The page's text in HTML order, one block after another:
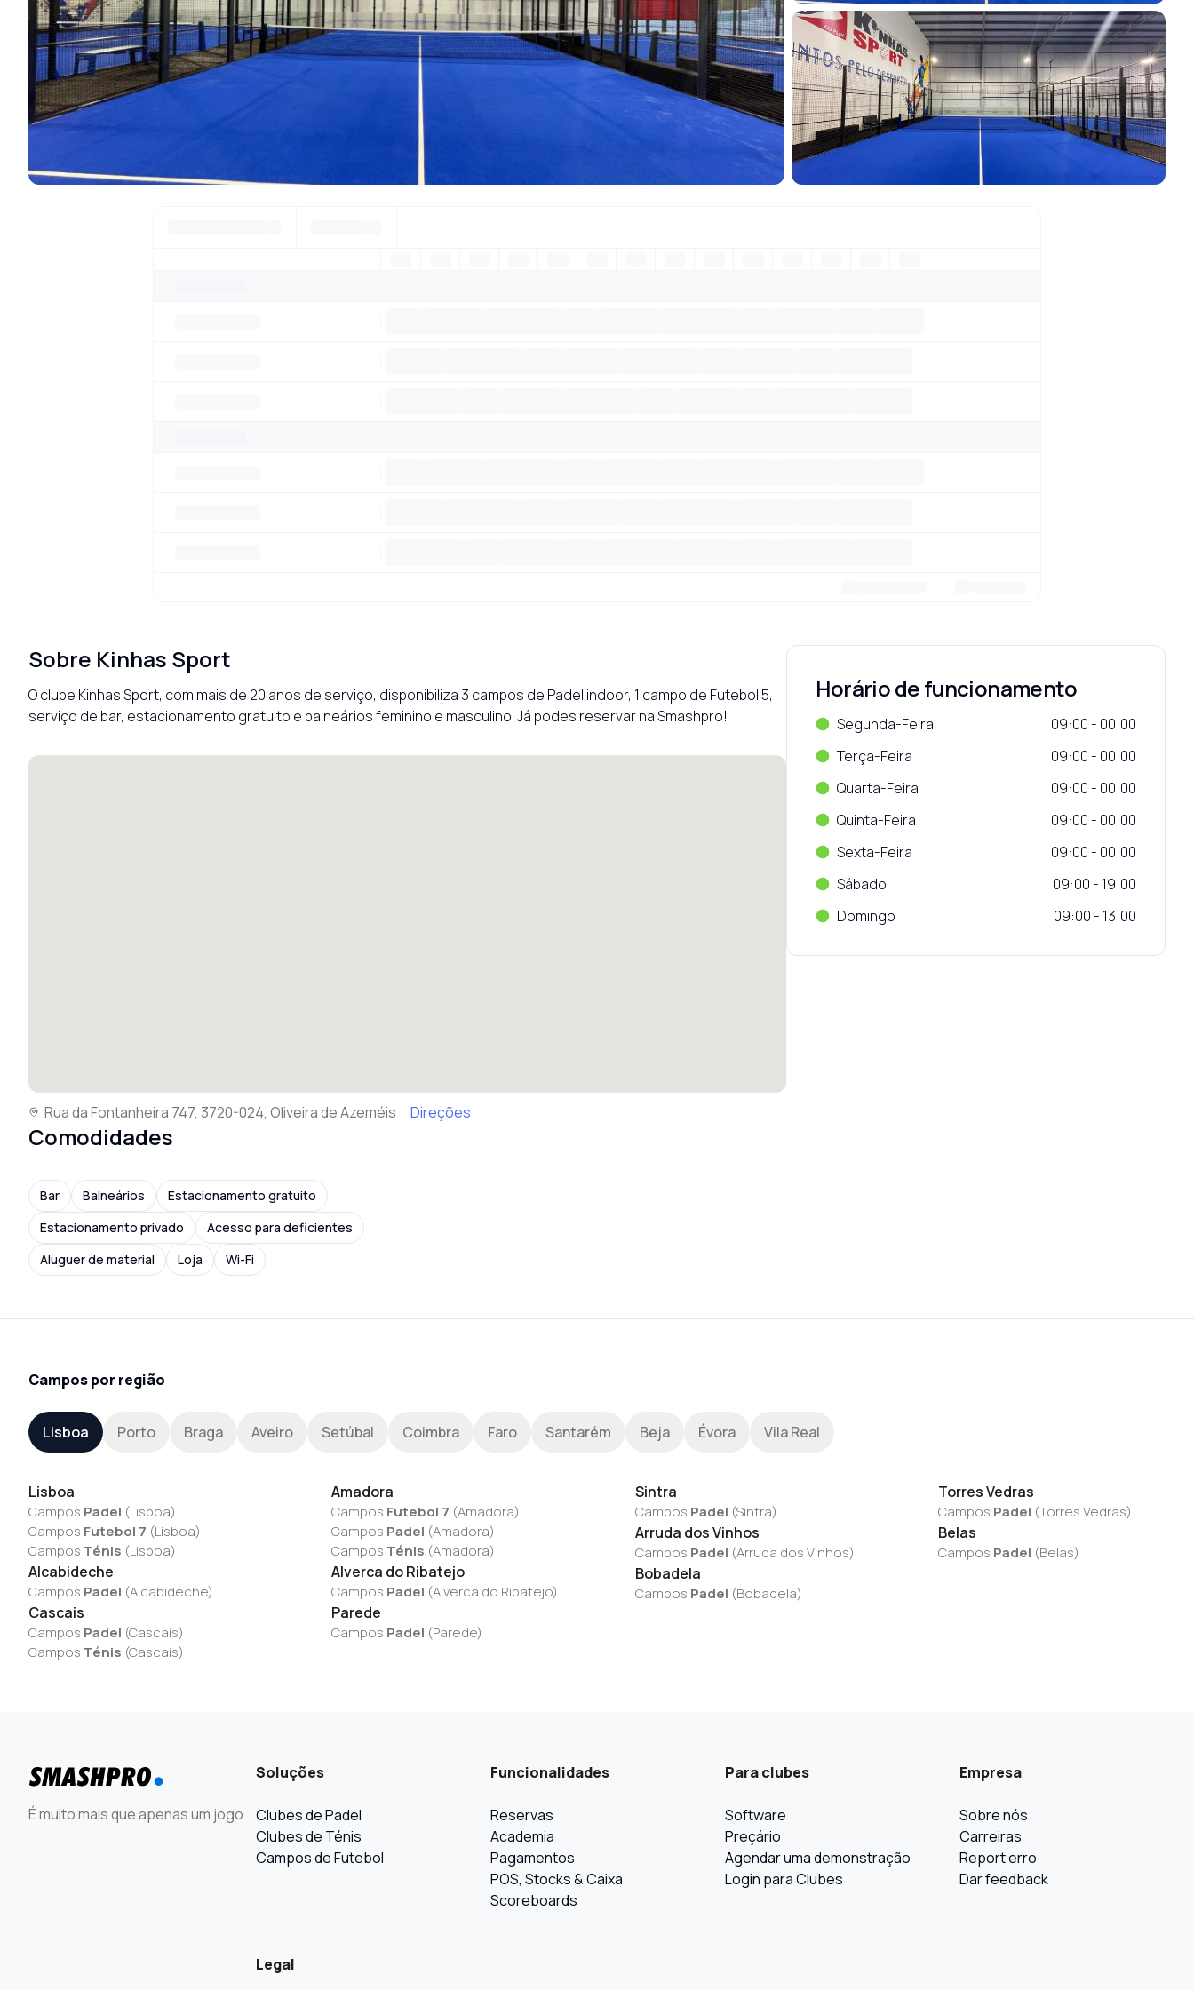
Sobre Kinhas Sport
O clube Kinhas Sport, com mais de 20 anos de serviço, disponibiliza 3 campos de Padel indoor, 1 campo de Futebol 5,
serviço de bar, estacionamento gratuito e balneários feminino e masculino. Já podes reservar na Smashpro!
Rua da Fontanheira 747, 3720-024, Oliveira de Azeméis Direções
Comodidades
Bar Balneários
Estacionamento gratuito
Estacionamento privado
Acesso para deficientes
Aluguer de material
Loja Wi-Fi
Horário de funcionamento
Segunda-Feira
09:00 - 00:00
Terça-Feira
09:00 - 00:00
Quarta-Feira
09:00 - 00:00
Quinta-Feira
09:00 - 00:00
Sexta-Feira
09:00 - 00:00
Sábado
09:00 - 19:00
Domingo
09:00 - 13:00
Campos por região
Lisboa Porto Braga Aveiro Setúbal Coimbra Faro Santarém Beja Évora Vila Real
Lisboa
Campos Padel (Lisboa)
Campos Futebol 7 (Lisboa)
Campos Ténis (Lisboa)
Alcabideche
Campos Padel (Alcabideche)
Cascais
Campos Padel (Cascais)
Campos Ténis (Cascais)
Amadora
Campos Futebol 7 (Amadora)
Campos Padel (Amadora)
Campos Ténis (Amadora)
Alverca do Ribatejo
Campos Padel (Alverca do Ribatejo)
Parede
Campos Padel (Parede)
Sintra
Campos Padel (Sintra)
Arruda dos Vinhos
Campos Padel (Arruda dos Vinhos)
Bobadela
Campos Padel (Bobadela)
Torres Vedras
Campos Padel (Torres Vedras)
Belas
Campos Padel (Belas)
É muito mais que apenas um jogo
Soluções
Clubes de Padel
Clubes de Ténis
Campos de Futebol
Funcionalidades
Reservas
Academia
Pagamentos
POS, Stocks & Caixa
Scoreboards
Para clubes
Software
Preçário
Agendar uma demonstração
Login para Clubes
Empresa
Sobre nós
Carreiras
Report erro
Dar feedback
Legal